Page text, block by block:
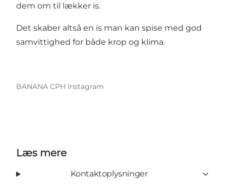
dem om til lækker is.
Det skaber altså en is man kan spise med god
samvittighed for både krop og klima.
BANANA CPH Instagram
Læs mere
Kontaktoplysninger